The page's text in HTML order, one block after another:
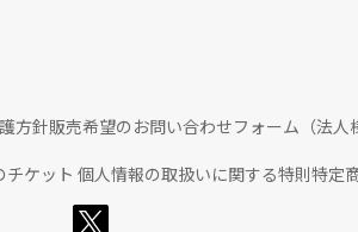
方針販売希望のお問い合わせフォーム（法人
チケット 個人情報の取扱いに関する特則特定